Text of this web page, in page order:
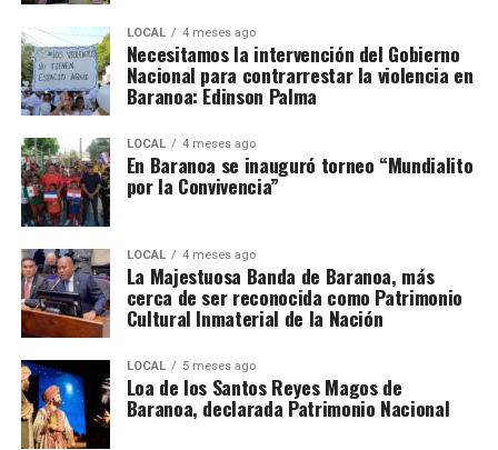
LOCAL 4 meses ago
Necesitamos la intervención del Gobierno
Nacional para contrarrestar la violencia en
Baranoa: Edinson Palma
LOCAL 4 meses ago
En Baranoa se inauguró torneo “Mundialito
por la Convivencia”
LOCAL 4 meses ago
La Majestuosa Banda de Baranoa, más
cerca de ser reconocida como Patrimonio
Cultural Inmaterial de la Nación
LOCAL 5 meses ago
Loa de los Santos Reyes Magos de
Baranoa, declarada Patrimonio Nacional